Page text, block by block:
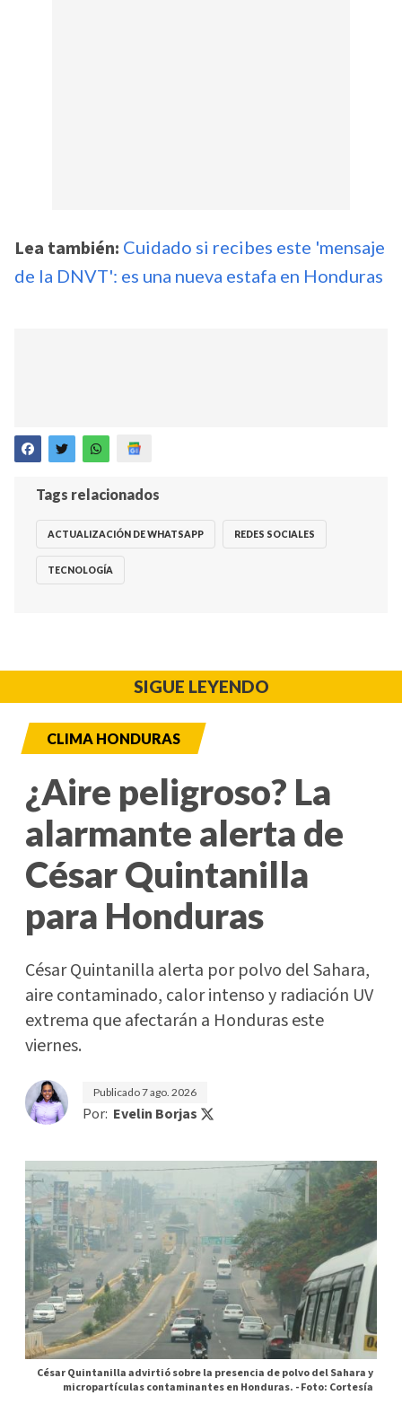
Lea también: Cuidado si recibes este 'mensaje
de la DNVT': es una nueva estafa en Honduras
Tags relacionados
ACTUALIZACIÓN DE WHATSAPP REDES SOCIALES
TECNOLOGÍA
SIGUE LEYENDO
CLIMA HONDURAS
¿Aire peligroso? La
alarmante alerta de
César Quintanilla
para Honduras
César Quintanilla alerta por polvo del Sahara,
aire contaminado, calor intenso y radiación UV
extrema que afectarán a Honduras este
viernes.
Publicado7 ago. 2026
Por: Evelin Borjas
César Quintanilla advirtió sobre la presencia de polvo del Sahara y
micropartículas contaminantes en Honduras. -Foto: Cortesía